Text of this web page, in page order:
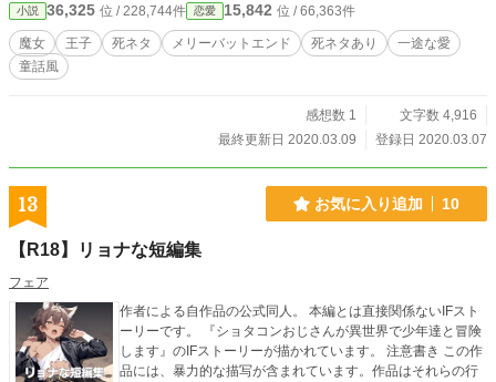
小説 36,325 位 / 228,744件 恋愛 15,842 位 / 66,363件
魔女 王子 死ネタ メリーバットエンド 死ネタあり
一途な愛
童話風
感想数 1
文字数 4,916
最終更新日 2020.03.09
登録日 2020.03.07
13 お気に入り追加 10
【R18】リョナな短編集
フェア
作者による自作品の公式同人。 本編とは直接関係ないIFスト
ーリーです。 『ショタコンおじさんが異世界で少年達と冒険
します』のIFストーリーが描かれています。 注意書き この作
品には、暴力的な描写が含まれています。作品はそれらの行